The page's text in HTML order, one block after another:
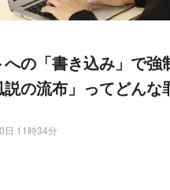
の「書き込み」で強
の流布」ってどんな
日 11時34分